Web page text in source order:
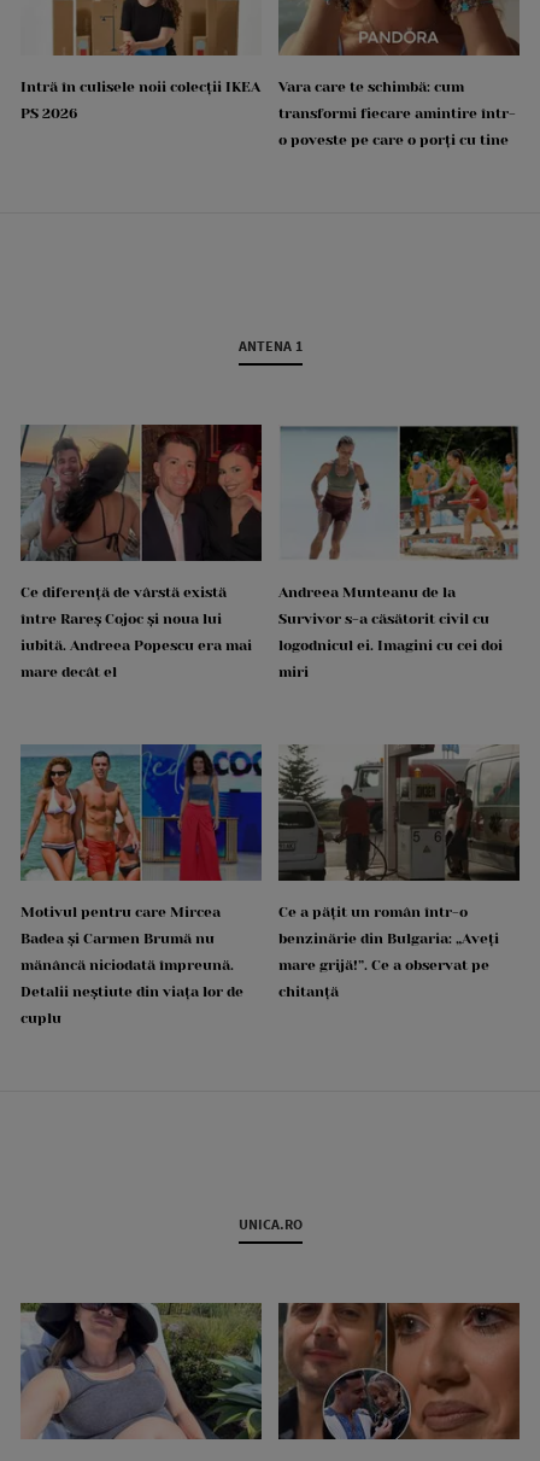
Intră în culisele noii colecții IKEA
PS 2026
Vara care te schimbă: cum
transformi fiecare amintire într-
o poveste pe care o porți cu tine
ANTENA 1
Ce diferență de vârstă există
între Rareș Cojoc și noua lui
iubită. Andreea Popescu era mai
mare decât el
Andreea Munteanu de la
Survivor s-a căsătorit civil cu
logodnicul ei. Imagini cu cei doi
miri
Motivul pentru care Mircea
Badea și Carmen Brumă nu
mănâncă niciodată împreună.
Detalii neștiute din viața lor de
cuplu
Ce a pățit un român într-o
benzinărie din Bulgaria: „Aveți
mare grijă!”. Ce a observat pe
chitanță
UNICA.RO